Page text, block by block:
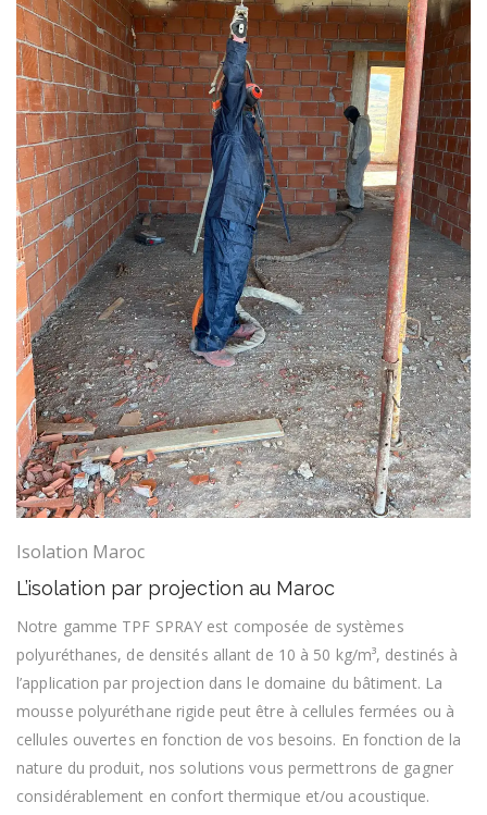
Isolation Maroc
L’isolation par projection au Maroc
Notre gamme TPF SPRAY est composée de systèmes
polyuréthanes, de densités allant de 10 à 50 kg/m³, destinés à
l’application par projection dans le domaine du bâtiment. La
mousse polyuréthane rigide peut être à cellules fermées ou à
cellules ouvertes en fonction de vos besoins. En fonction de la
nature du produit, nos solutions vous permettrons de gagner
considérablement en confort thermique et/ou acoustique.